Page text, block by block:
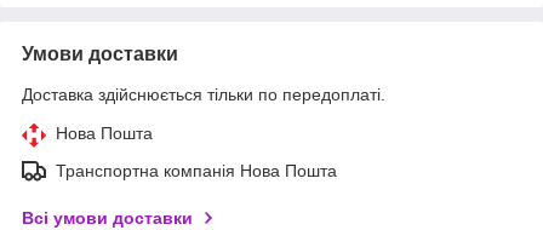
Умови доставки
Доставка здійснюється тільки по передоплаті.
Нова Пошта
Транспортна компанія Нова Пошта
Всі умови доставки